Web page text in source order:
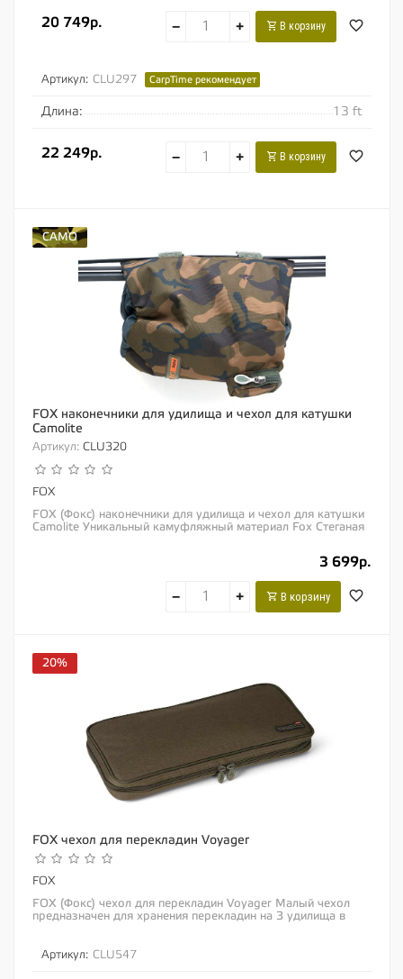
20 749р. − + В корзину
Артикул: CLU297 CarpTime рекомендует
Длина: 13 ft
22 249р. − + В корзину
CAMO
FOX наконечники для удилища и чехол для катушки
Camolite
Артикул: CLU320
FOX
FOX (Фокс) наконечники для удилища и чехол для катушки
Camolite Уникальный камуфляжный материал Fox Стеганая
3 699р.
− + В корзину
20%
FOX чехол для перекладин Voyager
FOX
FOX (Фокс) чехол для перекладин Voyager Малый чехол
предназначен для хранения перекладин на 3 удилища в
Артикул: CLU547